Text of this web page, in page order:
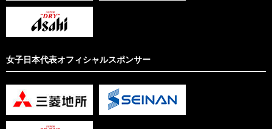
女子日本代表オフィシャルスポンサー